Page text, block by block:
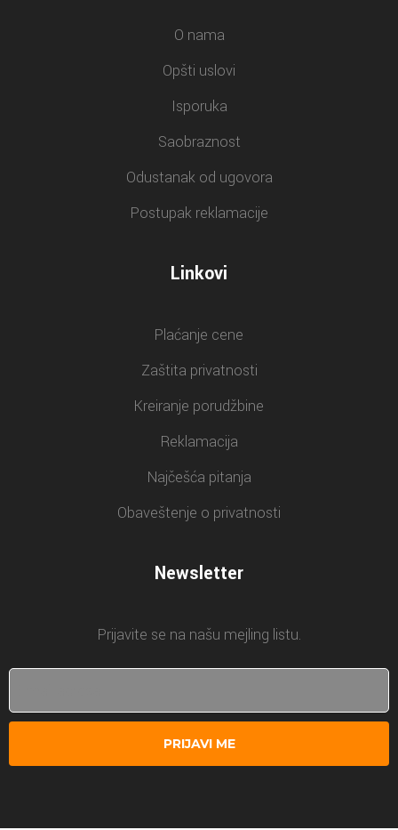
O nama
Opšti uslovi
Isporuka
Saobraznost
Odustanak od ugovora
Postupak reklamacije
Linkovi
Plaćanje cene
Zaštita privatnosti
Kreiranje porudžbine
Reklamacija
Najčešća pitanja
Obaveštenje o privatnosti
Newsletter
Prijavite se na našu mejling listu.
PRIJAVI ME